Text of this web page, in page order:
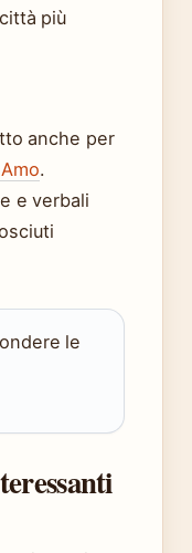
più
anche per
.
e verbali
le